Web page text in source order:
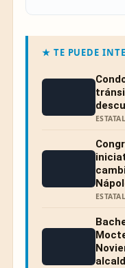
★ TE PUEDE
ESTATAL
ESTATAL